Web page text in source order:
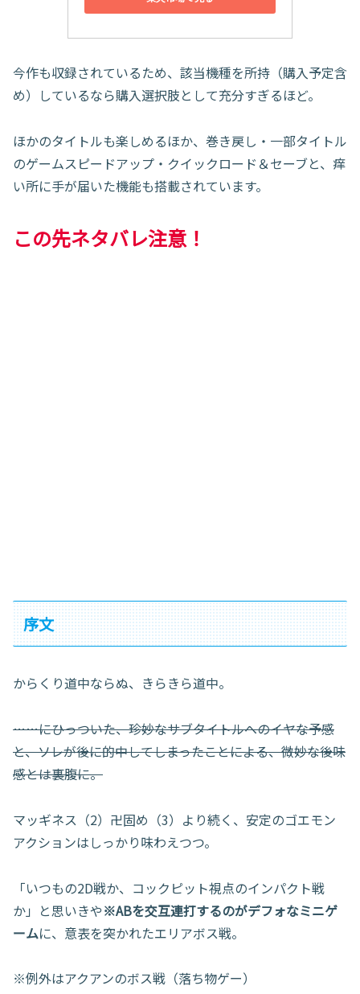
今作も収録されているため、該当機種を所持（購入予定含
め）しているなら購入選択肢として充分すぎるほど。
ほかのタイトルも楽しめるほか、巻き戻し・一部タイトル
のゲームスピードアップ・クイックロード＆セーブと、痒
い所に手が届いた機能も搭載されています。
この先ネタバレ注意！
序文
からくり道中ならぬ、きらきら道中。
……にひっついた、珍妙なサブタイトルへのイヤな予感
と、ソレが後に的中してしまったことによる、微妙な後味
感とは裏腹に。
マッギネス（2）卍固め（3）より続く、安定のゴエモン
アクションはしっかり味わえつつ。
「いつもの2D戦か、コックピット視点のインパクト戦
か」と思いきや※ABを交互連打するのがデフォなミニゲ
ームに、意表を突かれたエリアボス戦。
※例外はアクアンのボス戦（落ち物ゲー）